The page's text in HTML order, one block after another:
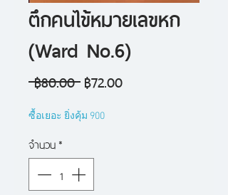
ตึกคนไข้หมายเลขหก
(Ward No.6)
฿80.00 ราคา
฿72.00ราคา
ซื้อเยอะ ยิ่งคุ้ม 900
จำนวน*